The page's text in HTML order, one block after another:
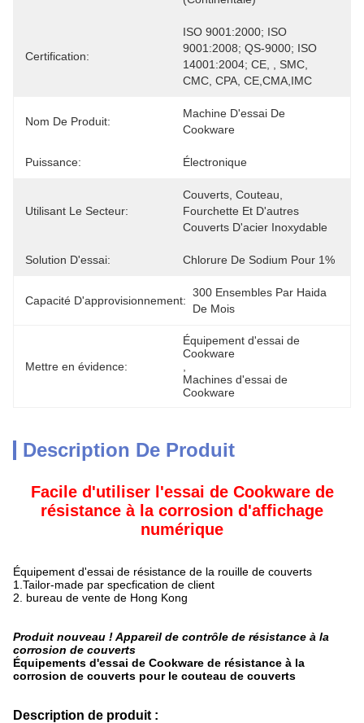
Certification:
ISO 9001:2000; ISO
9001:2008; QS-9000; ISO
14001:2004; CE, , SMC,
CMC, CPA, CE,CMA,IMC
Nom De Produit:
Machine D'essai De
Cookware
Puissance: Électronique
Utilisant Le Secteur:
Couverts, Couteau,
Fourchette Et D'autres
Couverts D'acier Inoxydable
Solution D'essai: Chlorure De Sodium Pour 1%
Capacité D'approvisionnement:
300 Ensembles Par Haida
De Mois
Mettre en évidence:
Équipement d'essai de
Cookware
Machines d'essai de
Cookware
Description De Produit
Facile d'utiliser l'essai de Cookware de
résistance à la corrosion d'affichage
numérique
Équipement d'essai de résistance de la rouille de couverts
1.Tailor-made par specfication de client
2. bureau de vente de Hong Kong
Produit nouveau ! Appareil de contrôle de résistance à la
corrosion de couverts
Équipements d'essai de Cookware de résistance à la
corrosion de couverts pour le couteau de couverts
Description de produit :